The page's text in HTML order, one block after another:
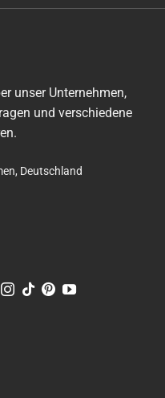
unser Unternehmen,
und verschiedene
Deutschland